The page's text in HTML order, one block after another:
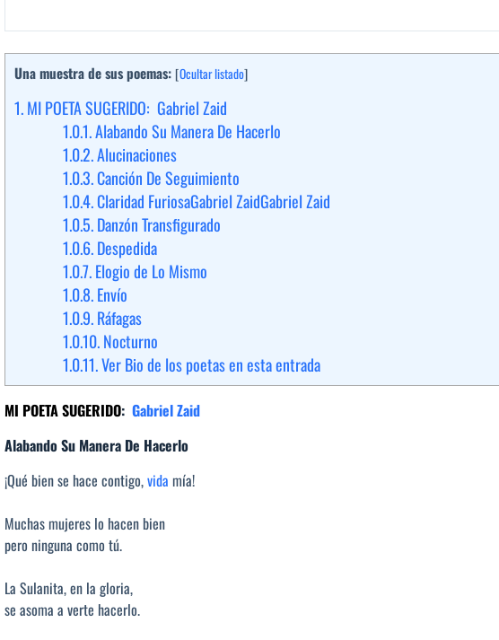
Una muestra de sus poemas: [Ocultar listado]
1.MI POETA SUGERIDO: Gabriel Zaid
1.0.1.Alabando Su Manera De Hacerlo
1.0.2.Alucinaciones
1.0.3.Canción De Seguimiento
1.0.4.Claridad FuriosaGabriel ZaidGabriel Zaid
1.0.5.Danzón Transfigurado
1.0.6.Despedida
1.0.7.Elogio de Lo Mismo
1.0.8.Envío
1.0.9.Ráfagas
1.0.10.Nocturno
1.0.11.Ver Bio de los poetas en esta entrada
MI POETA SUGERIDO: Gabriel Zaid
Alabando Su Manera De Hacerlo
¡Qué bien se hace contigo,vida mía!
Muchas mujeres lo hacen bien
pero ninguna como tú.
La Sulanita, en la gloria,
se asoma a verte hacerlo.